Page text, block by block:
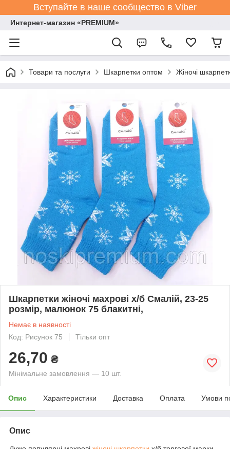
Вступайте в наше сообщество в Viber
Интернет-магазин «PREMIUM»
Товари та послуги Шкарпетки оптом Жіночі
Шкарпетки жіночі махрові х/б Смалій, 23-25
розмір, малюнок 75 блакитні,
Немає в наявності
Код: Рисунок 75
Тільки опт
26,70 ₴
Мінімальне замовлення — 10 шт.
Опис Характеристики Доставка Оплата Умови
Опис